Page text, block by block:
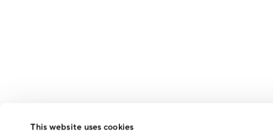
This website uses cookies